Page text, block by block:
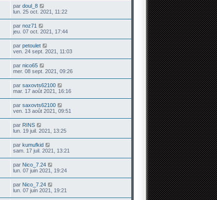
par doul_8
lun. 25 oct. 2021, 11:22
par noz71
jeu. 07 oct. 2021, 17:44
par petoulet
ven. 24 sept. 2021, 11:03
par nico65
mer. 08 sept. 2021, 09:26
par saxovts62100
mar. 17 août 2021, 16:16
par saxovts62100
ven. 13 août 2021, 09:51
par RINS
lun. 19 juil. 2021, 13:25
par kumufkid
sam. 17 juil. 2021, 13:21
par Nico_7.24
lun. 07 juin 2021, 19:24
par Nico_7.24
lun. 07 juin 2021, 19:21